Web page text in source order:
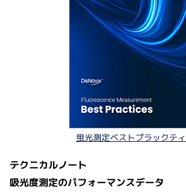
蛍光測定ベストプラックテ
テクニカルノート
吸光度測定のパフォーマンスデータ